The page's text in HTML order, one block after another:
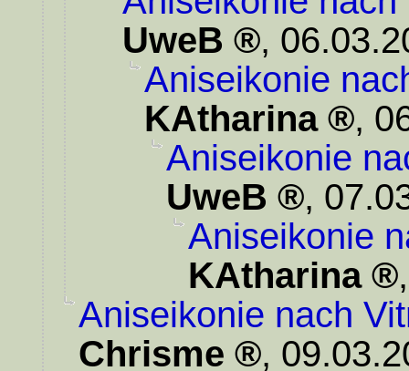
UweB
,
Aniseikonie
KAtharina
,
Aniseikonie
UweB
,
Aniseikonie
KAtharina
Aniseikonie nach
Chrisme
,